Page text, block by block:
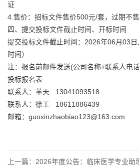
证
4.售价：招标文件售价500元/套，过期不售
四、提交投标文件截止时间、开标时间
提交投标文件截止时间：2026年06月03
时间）
注：报名前邮件发送(公司名称+联系人电
投标报名表
联系人：董天 13041093518
联系人：徐工 18611886439
邮箱：guoxinzhaobiao123@163.com
上一篇： 2026年度公告：临床医学专业助理执业医